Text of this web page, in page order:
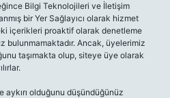
Bilgi Teknolojileri ve İletişim
bir Yer Sağlayıcı olarak hizmet
içerikleri proaktif olarak denetleme
bulunmamaktadır. Ancak, üyelerimiz
taşımakta olup, siteye üye olarak
olduğunu düşündüğünüz